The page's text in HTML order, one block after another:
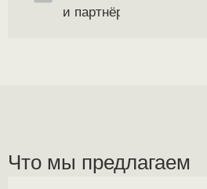
и партнёрам
Что мы предлагаем